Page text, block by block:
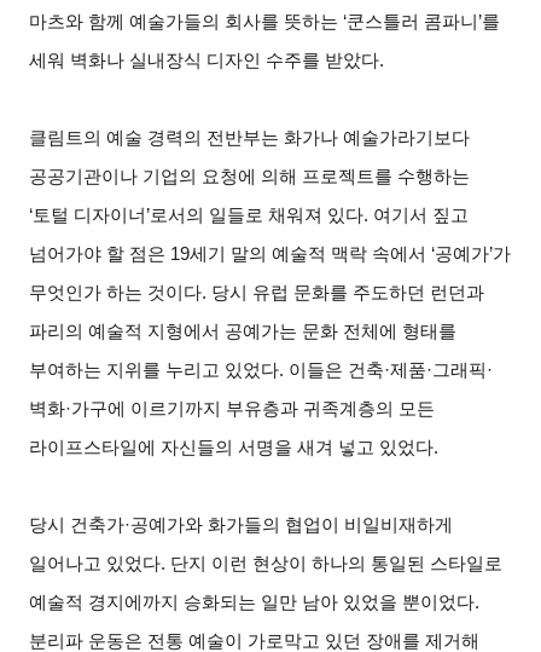
마츠와 함께 예술가들의 회사를 뜻하는 ‘쿤스틀러 콤파니’를
세워 벽화나 실내장식 디자인 수주를 받았다.
클림트의 예술 경력의 전반부는 화가나 예술가라기보다
공공기관이나 기업의 요청에 의해 프로젝트를 수행하는
‘토털 디자이너’로서의 일들로 채워져 있다. 여기서 짚고
넘어가야 할 점은 19세기 말의 예술적 맥락 속에서 ‘공예가’가
무엇인가 하는 것이다. 당시 유럽 문화를 주도하던 런던과
파리의 예술적 지형에서 공예가는 문화 전체에 형태를
부여하는 지위를 누리고 있었다. 이들은 건축·제품·그래픽·
벽화·가구에 이르기까지 부유층과 귀족계층의 모든
라이프스타일에 자신들의 서명을 새겨 넣고 있었다.
당시 건축가·공예가와 화가들의 협업이 비일비재하게
일어나고 있었다. 단지 이런 현상이 하나의 통일된 스타일로
예술적 경지에까지 승화되는 일만 남아 있었을 뿐이었다.
분리파 운동은 전통 예술이 가로막고 있던 장애를 제거해